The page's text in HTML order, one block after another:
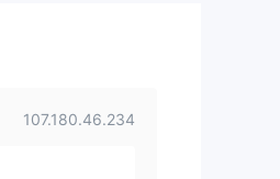
107.180.46.234